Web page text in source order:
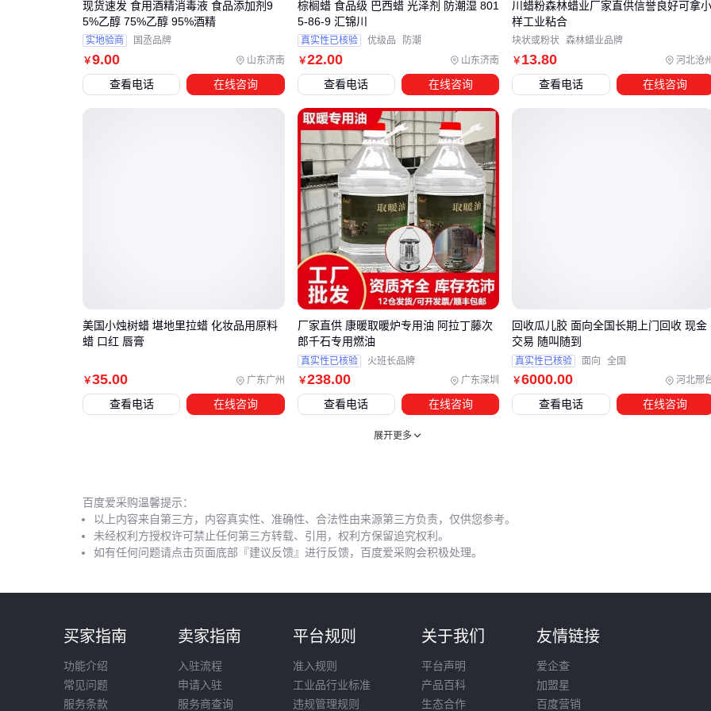
对车体的潜在影响。接下来需要了解的是，如何搭配其他工具
实现更完整的清洁流程。
四、酒精洗车需要哪些辅助工具确保安全高效？
工具。选择合适的容器和辅助设备不仅能提升操作效率，还能
规避潜在风险。
储存容器：建议使用带有密封盖的HDPE塑料桶或专用
储存桶
，避免挥发和泄漏
分装工具：按压式酒精壶
量，减少浪费
安全防护：防火存储箱和防泄漏托盘可作为二次防护措施
酒精浓度计
或测试纸是容易被忽视但关键的工具。不同浓度
的酒精清洁效果和挥发性差异明显，建议在使用前进行简单测
试。对于需要频繁调节浓度的场景，数显酒精浓度计
收束判断：配套设备的核心是平衡操作便捷性与安全存储需
全性。建议先在不显眼处小范围测试，确认不会损伤车漆后再
大面积使用。避免在阳光直射或高温环境下操作，酒精挥发速
度过快可能导致清洁效果打折扣。
关键操作要点：
分装时使用专用漏斗避免泼洒
保持作业区域通风良好
每次使用后立即盖紧容器
残留酒精要用清水二次擦拭
￥9.00 山东济南
现货速发 食用酒精消毒液 食品添加剂9
5%乙醇 75%乙醇 95%酒精
实地验商 国丞品牌
查看电话 在线咨询
￥22.00 山东济南
棕榈蜡 食品级 巴西蜡 光泽剂 防潮湿 801
5-86-9 汇锦川
真实性已核验 优级品 防潮
查看电话 在线咨询
￥13.80 河北沧
川蜡粉森林蜡业厂家直供信誉良好可拿
样工业粘合
块状或粉状 森林蜡业品牌
查看电话 在线咨询
￥35.00 广东广州
美国小烛树蜡 堪地里拉蜡 化妆品用原料
蜡 口红 唇膏
查看电话 在线咨询
￥238.00 广东深圳
厂家直供 康暖取暖炉专用油 阿拉丁藤次
郎千石专用燃油
真实性已核验 火班长品牌
查看电话 在线咨询
￥6000.00 河北邢
回收瓜儿胶 面向全国长期上门回收 现金
交易 随叫随到
真实性已核验 面向 全国
查看电话 在线咨询
展开更多
百度爱采购温馨提示：
以上内容来自第三方，内容真实性、准确性、合法性由来源第三方负责，仅供您参考。
未经权利方授权许可禁止任何第三方转载、引用，权利方保留追究权利。
如有任何问题请点击页面底部『建议反馈』进行反馈，百度爱采购会积极处理。
买家指南
功能介绍
常见问题
服务条款
卖家指南
入驻流程
申请入驻
服务商查询
平台规则
准入规则
工业品行业标准
违规管理规则
关于我们
平台声明
产品百科
生态合作
友情链接
爱企查
加盟星
百度营销